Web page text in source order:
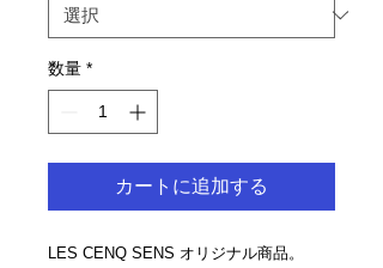
数量 *
カートに追加する
LES CENQ SENS オリジナル商品。